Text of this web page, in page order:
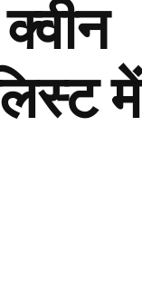
में